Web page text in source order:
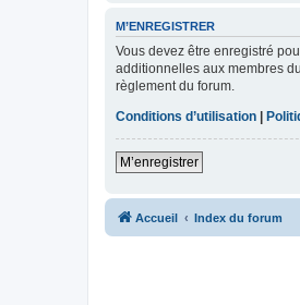
M’ENREGISTRER
Vous devez être enregistré
additionnelles aux membres
règlement du forum.
Conditions d’utilisation
M’enregistrer
Accueil Index du forum